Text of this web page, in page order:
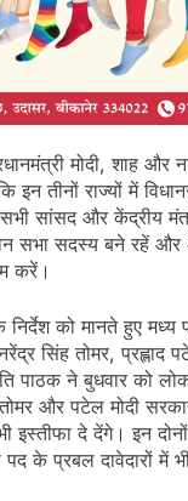
मोदी, शाह
इन तीनों राज्यों में
सांसद और केंद्रीय
सभा सदस्य बने रहें और
करें।
निर्देश को मानते हुए
सिंह तोमर, प्रह्लाद
पाठक ने बुधवार को
और पटेल मोदी
इस्तीफा दे देंगे। इन
के प्रबल दावेदारों में